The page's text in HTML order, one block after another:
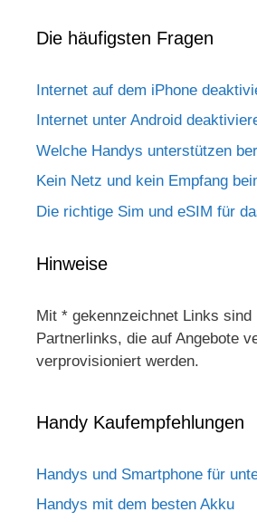
Die häufigsten Fragen
Internet auf dem iPhone
Internet unter Android
Welche Handys unterstützen
Kein Netz und kein Empfang
Die richtige Sim und eSIM für
Hinweise
Mit * gekennzeichnet Links sind
Partnerlinks, die auf Angebote
verprovisioniert werden.
Handy Kaufempfehlungen
Handys und Smartphone für
Handys mit dem besten Akku